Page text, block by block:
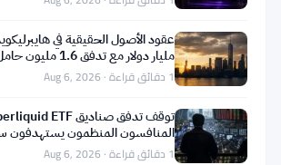
BTC
)
التقاط
أنفاسه.
أكبر
عملة
رقمية
مليار دولار مع تدفق 1.6 مليون حامل
1 دقائق قراءة · Aug 6, 2026
بقيمة 2-3 مليار دولار1 دقائق قراءة · Aug 6, 2026